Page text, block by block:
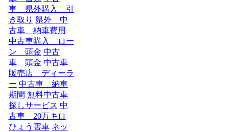
車 県外購入 引
き取り 県外 中
古車 納車費用
中古車購入 ロー
ン 頭金 中古
車 頭金 中古車
販売店 ディーラ
ー 中古車 納車
期間 無料中古車
探しサービス 中
古車 20万キロ
ひょう害車 ネッ